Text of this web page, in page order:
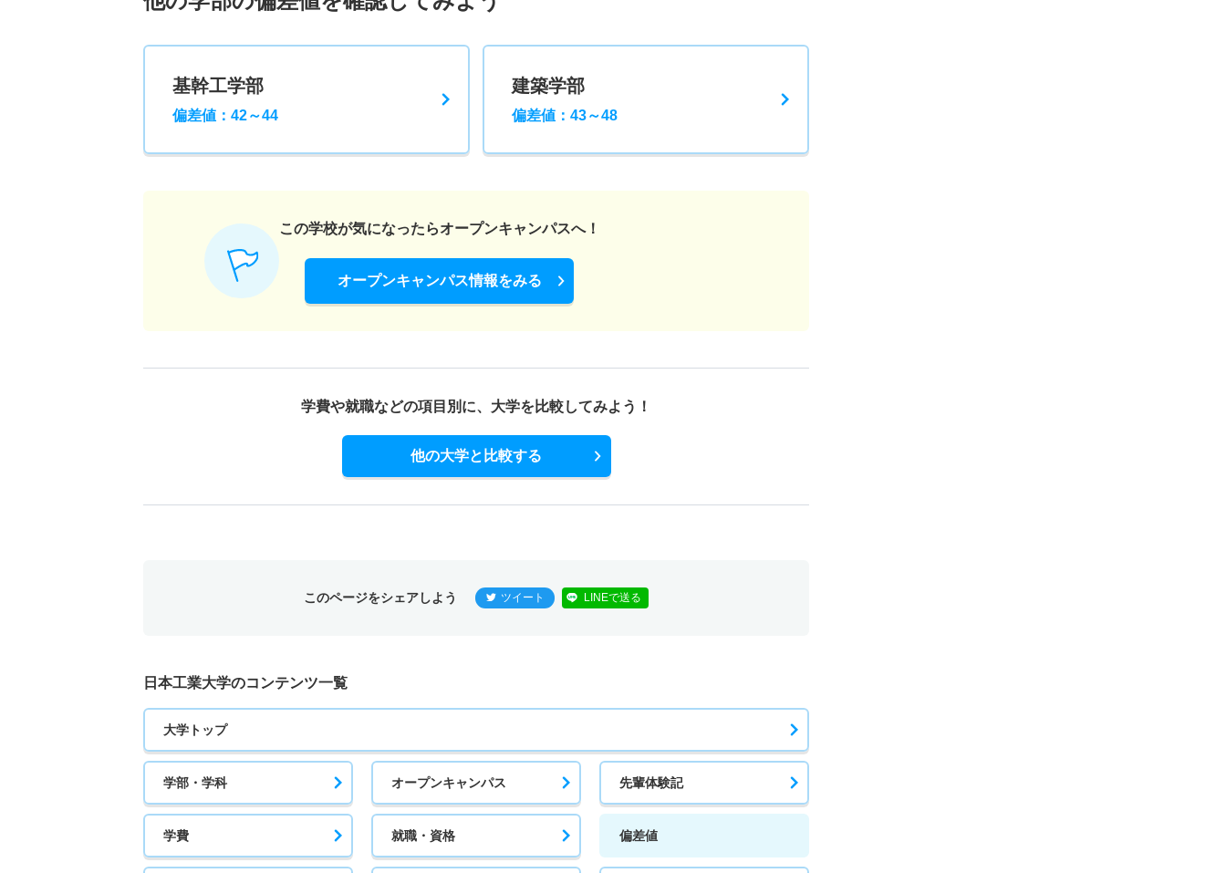
基幹工学部
偏差値：42～44
建築学部
偏差値：43～48
この学校が気になったらオープンキャンパスへ！
オープンキャンパス情報をみる
学費や就職などの項目別に、 大学を比較してみよう！
他の大学と比較する
このページをシェアしよう ツイート LINEで送る
日本工業大学のコンテンツ一覧
大学トップ
学部・学科 オープンキャンパス 先輩体験記
学費 就職・資格 偏差値